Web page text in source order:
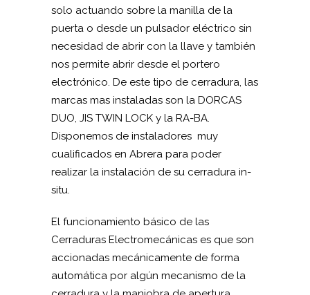
solo actuando sobre la manilla de la
puerta o desde un pulsador eléctrico sin
necesidad de abrir con la llave y también
nos permite abrir desde el portero
electrónico. De este tipo de cerradura, las
marcas mas instaladas son la DORCAS
DUO, JIS TWIN LOCK y la RA-BA.
Disponemos de instaladores muy
cualificados en Abrera para poder
realizar la instalación de su cerradura in-
situ.
El funcionamiento básico de las
Cerraduras Electromecánicas es que son
accionadas mecánicamente de forma
automática por algún mecanismo de la